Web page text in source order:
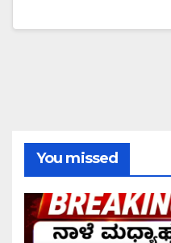
You missed